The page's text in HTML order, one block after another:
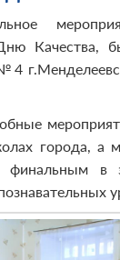
Качества,
города, а
в